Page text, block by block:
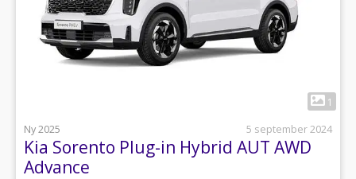
1
Ny 2025
5 september 2024
Kia Sorento Plug-in Hybrid AUT AWD
Advance